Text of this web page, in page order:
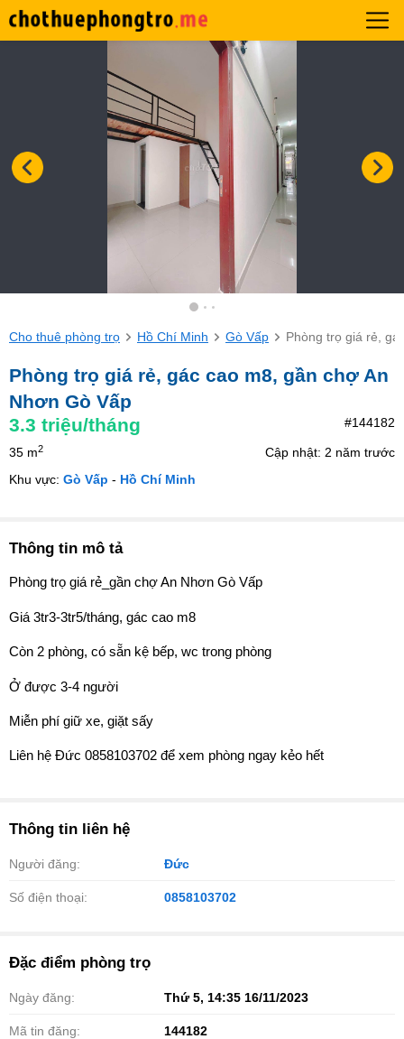
Cho thuê phòng trọ Hồ Chí Minh Gò Vấp Phòng trọ giá rẻ,
Phòng trọ giá rẻ, gác cao m8, gần chợ An
Nhơn Gò Vấp
3.3 triệu/tháng #144182
35 m2
Cập nhật: 2 năm trước
Khu vực: Gò Vấp - Hồ Chí Minh
Thông tin mô tả
Phòng trọ giá rẻ_gần chợ An Nhơn Gò Vấp
Giá 3tr3-3tr5/tháng, gác cao m8
Còn 2 phòng, có sẵn kệ bếp, wc trong phòng
Ở được 3-4 người
Miễn phí giữ xe, giặt sấy
Liên hệ Đức 0858103702 để xem phòng ngay kẻo hết
Thông tin liên hệ
Người đăng: Đức
Số điện thoại: 0858103702
Đặc điểm phòng trọ
Ngày đăng: Thứ 5, 14:35 16/11/2023
Mã tin đăng: 144182